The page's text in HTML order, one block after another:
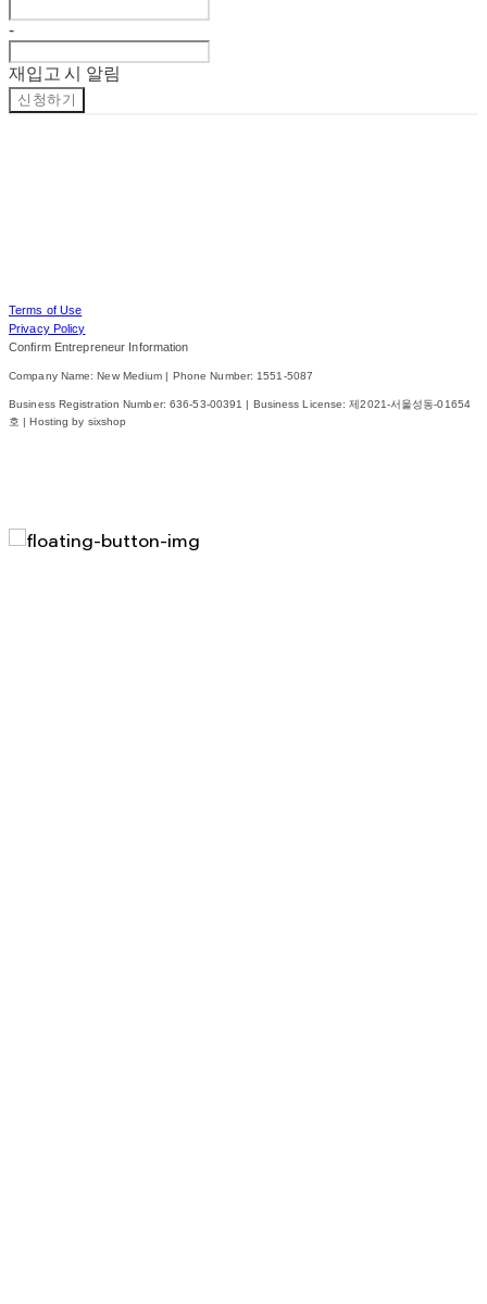
-
재입고 시 알림
신청하기
Terms of Use
Privacy Policy
Confirm Entrepreneur Information
Company Name: New Medium | Phone Number: 1551-5087
Business Registration Number: 636-53-00391 | Business License:제2021-서울성동-01654
호 | Hosting by sixshop